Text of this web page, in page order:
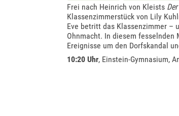
Frei nach Heinrich von Kleists
Klassenzimmerstück von Lily
Eve betritt das Klassenzimmer –
Ohnmacht. In diesem
Ereignisse um den Dorfskandal
10:20 Uhr, Einstein-Gymnasium,